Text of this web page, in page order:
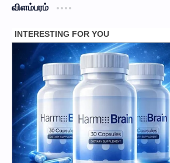
விளம்பரம்